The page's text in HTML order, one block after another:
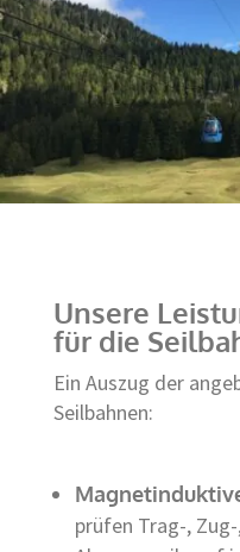
Unsere
für die
Ein Auszug der
Seilbahnen:
prüfen Trag-,